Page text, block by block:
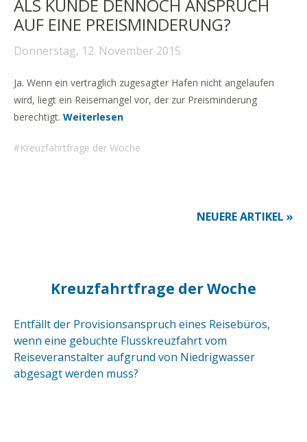
ALS KUNDE DENNOCH ANSPRUCH
AUF EINE PREISMINDERUNG?
Donnerstag, 12. November 2015
Ja. Wenn ein vertraglich zugesagter Hafen nicht angelaufen
wird, liegt ein Reisemangel vor, der zur Preisminderung
berechtigt. Weiterlesen
Kreuzfahrtfrage der Woche
NEUERE ARTIKEL »
Kreuzfahrtfrage der Woche
Entfällt der Provisionsanspruch eines Reisebüros,
wenn eine gebuchte Flusskreuzfahrt vom
Reiseveranstalter aufgrund von Niedrigwasser
abgesagt werden muss?